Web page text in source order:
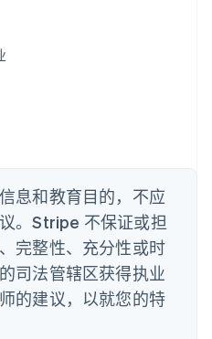
息和教育目的，不应
。Stripe 不保证或担
完整性、充分性或时
司法管辖区获得执业
的建议，以就您的特